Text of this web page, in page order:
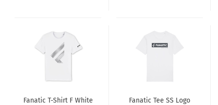
Fanatic T-Shirt F White
Fanatic Tee SS Logo